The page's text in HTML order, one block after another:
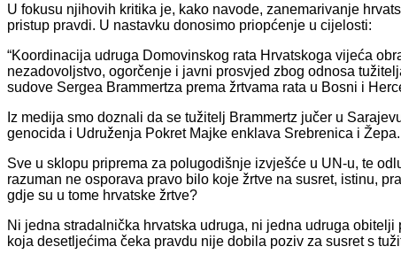
U fokusu njihovih kritika je, kako navode, zanemarivanje
pristup pravdi. U nastavku donosimo priopćenje u cijelosti:
“Koordinacija udruga Domovinskog rata Hrvatskoga vijeća
nezadovoljstvo, ogorčenje i javni prosvjed zbog odnosa
sudove Sergea Brammertza prema žrtvama rata u Bosni i
Iz medija smo doznali da se tužitelj Brammertz jučer u
genocida i Udruženja Pokret Majke enklava Srebrenica i Žepa.
Sve u sklopu priprema za polugodišnje izvješće u UN-u, te
razuman ne osporava pravo bilo koje žrtve na susret, istinu,
gdje su u tome hrvatske žrtve?
Ni jedna stradalnička hrvatska udruga, ni jedna udruga
koja desetljećima čeka pravdu nije dobila poziv za susret s